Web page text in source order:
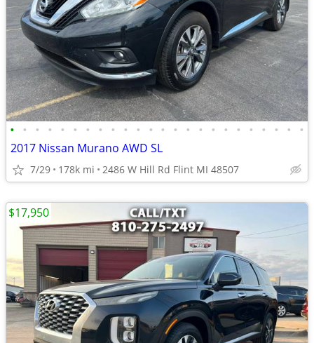
• • • • • • • • • • • • • • • • • • • • • • • •
2017 Nissan Murano AWD SL
7/29 178k mi 2486 W Hill Rd Flint MI 48507
$17,950